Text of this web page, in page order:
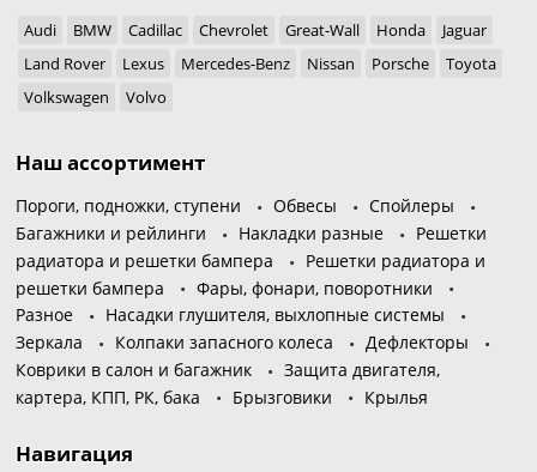
Audi BMW Cadillac Chevrolet Great-Wall Honda
Jaguar
Land Rover
Lexus Mercedes-Benz Nissan Porsche
Toyota
Volkswagen
Volvo
Наш ассортимент
Пороги, подножки, ступени Обвесы
Спойлеры
Багажники и рейлинги
Накладки разные
Решетки
радиатора и решетки бампера
Решетки радиатора и
решетки бампера
Фары, фонари, поворотники
Разное
Насадки глушителя, выхлопные системы
Зеркала
Колпаки запасного колеса
Дефлекторы
Коврики в салон и багажник
Защита двигателя,
картера, КПП, РК, бака
Брызговики Крылья
Навигация